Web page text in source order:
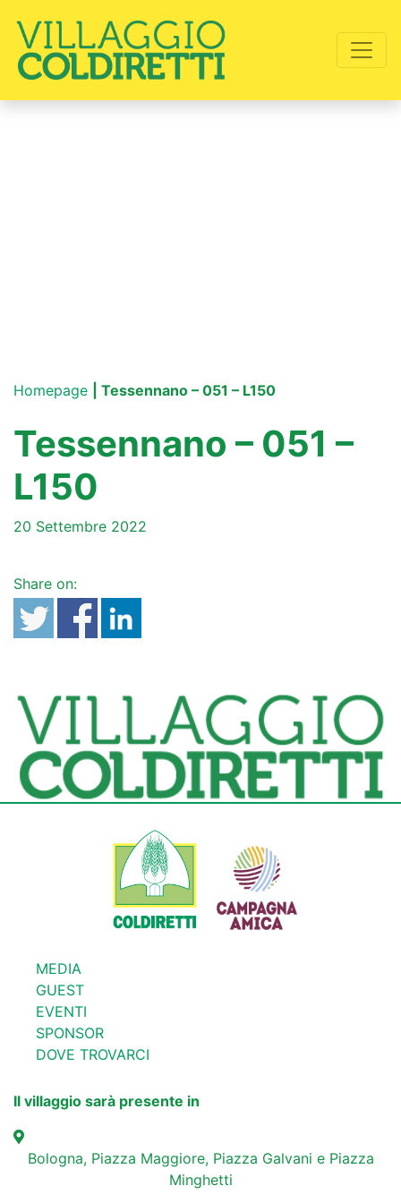
Homepage | Tessennano – 051 – L150
Tessennano – 051 –
L150
20 Settembre 2022
Share on:
MEDIA
GUEST
EVENTI
SPONSOR
DOVE TROVARCI
Il villaggio sarà presente in
Bologna, Piazza Maggiore, Piazza Galvani e Piazza
Minghetti